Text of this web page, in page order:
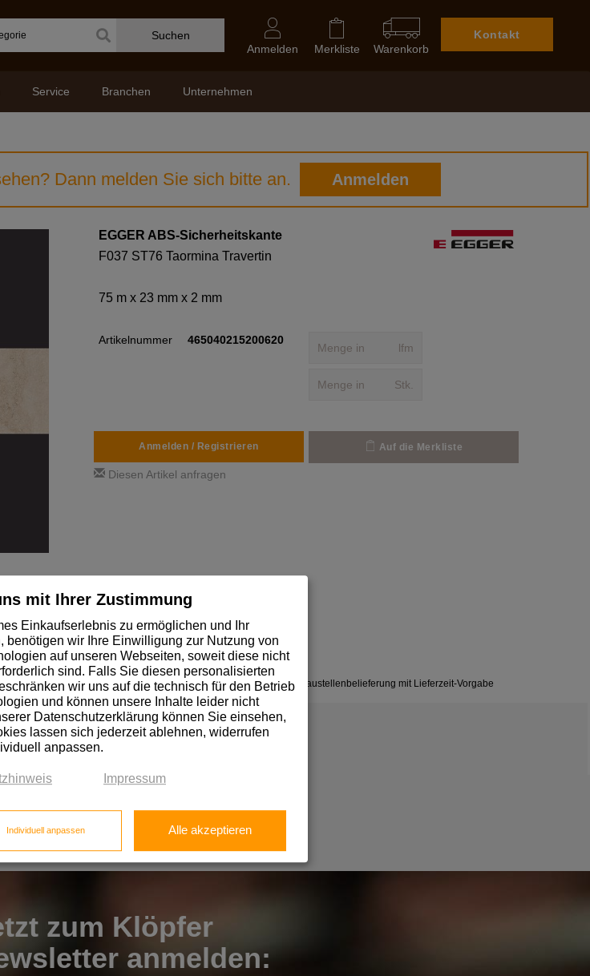
Suchen
Kontakt
Warenkorb
Merkliste
Anmelden
Unternehmen
Branchen
Service
Dann melden Sie sich bitte an. Anmelden
EGGER ABS-Sicherheitskante
F037 ST76 Taormina Travertin
75 m x 23 mm x 2 mm
Artikelnummer 465040215200620
lfm
Stk.
Anmelden / Registrieren Auf die Merkliste
Diesen Artikel anfragen
schnell lieferbare Lagerartikel ✓ Baustellenbelieferung mit Lieferzeit-Vorgabe
zum Klöpfer
anmelden:
mit Ihrer Zustimmung
Einkaufserlebnis zu ermöglichen und Ihr
benötigen wir Ihre Einwilligung zur Nutzung von
auf unseren Webseiten, soweit diese nicht
sind. Falls Sie diesen personalisierten
wir uns auf die technisch für den Betrieb
und können unsere Inhalte leider nicht
Datenschutzerklärung können Sie einsehen,
lassen sich jederzeit ablehnen, widerrufen
anpassen.
Impressum
Individuell anpassen Alle akzeptieren